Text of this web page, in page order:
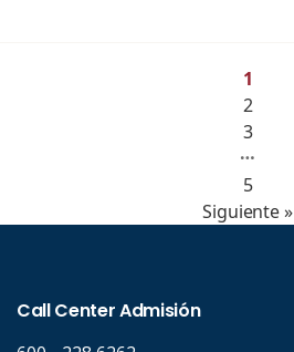
1
2
3
…
5
Siguiente »